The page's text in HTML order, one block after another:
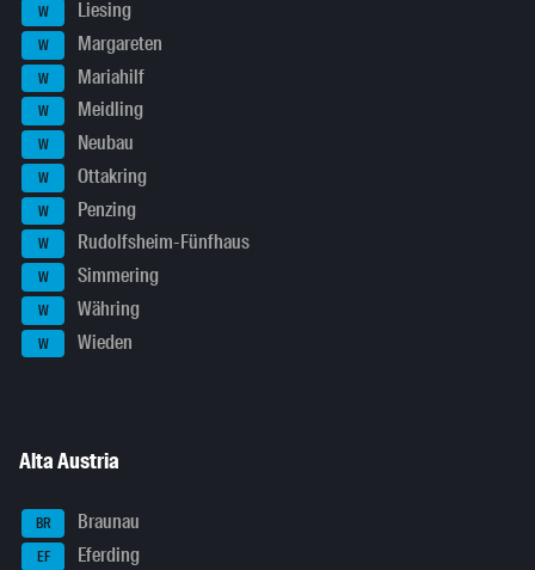
W Liesing
W Margareten
W Mariahilf
W Meidling
W Neubau
W Ottakring
W Penzing
W Rudolfsheim-Fünfhaus
W Simmering
W Währing
W Wieden
Alta Austria
BR Braunau
EF Eferding